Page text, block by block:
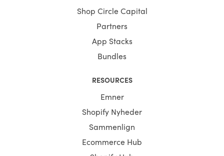
Shop Circle Capital
Partners
App Stacks
Bundles
RESOURCES
Emner
Shopify Nyheder
Sammenlign
Ecommerce Hub